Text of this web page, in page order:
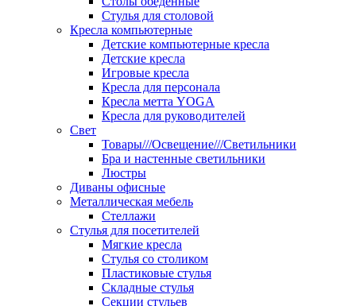
Стулья для столовой
Кресла компьютерные
Детские компьютерные кресла
Детские кресла
Игровые кресла
Кресла для персонала
Кресла метта YOGA
Кресла для руководителей
Свет
Товары///Освещение///Светильники
Бра и настенные светильники
Люстры
Диваны офисные
Металлическая мебель
Стеллажи
Стулья для посетителей
Мягкие кресла
Стулья со столиком
Пластиковые стулья
Складные стулья
Секции стульев